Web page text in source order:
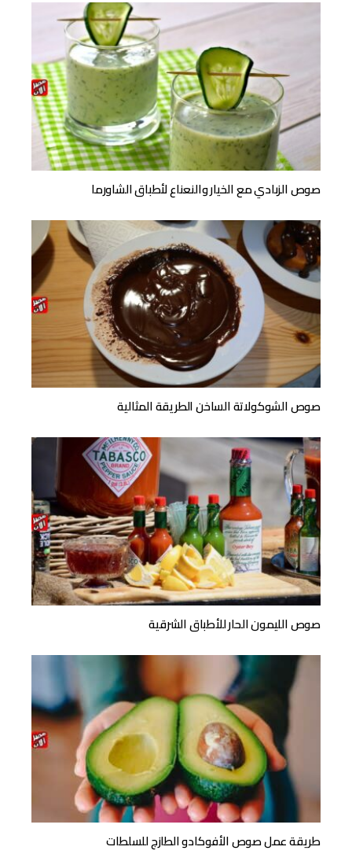
صوص الزبادي مع الخيار والنعناع لأطباق الشاورما
صوص الشوكولاتة الساخن الطريقة المثالية
صوص الليمون الحار للأطباق الشرقية
طريقة عمل صوص الأفوكادو الطازج للسلطات